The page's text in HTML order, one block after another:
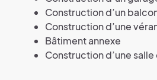
Construction d’un
Construction d’une
Bâtiment annexe
Construction d’une